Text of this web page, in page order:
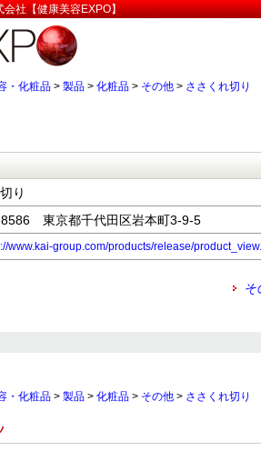
社【健康美容EXPO】
・化粧品 > 製品 > 化粧品 > その他 > ささくれ切り
り
東京都千代田区岩本町3-9-5
www.kai-group.com/products/release/
そ
・化粧品 > 製品 > 化粧品 > その他 > ささくれ切り